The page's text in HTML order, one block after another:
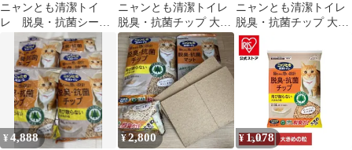
ニャンとも清潔トイ
レ 脱臭・抗菌シート
12枚/チップ4.4Lセット
ニャンとも清潔トイレ
脱臭・抗菌チップ 大き
めの粒
ニャンとも清潔トイレ
脱臭・抗菌チップ 大き
めの粒 4.5L×4袋セット
¥4,888 ¥2,800 ¥ 1,078